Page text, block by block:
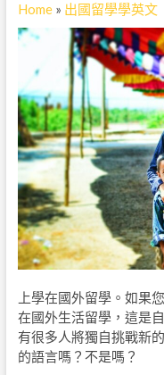
Home» 出國留學學英文
上學在國外留學。如果
在國外生活留學，這是
有很多人將獨自挑戰新
的語言嗎？不是嗎？